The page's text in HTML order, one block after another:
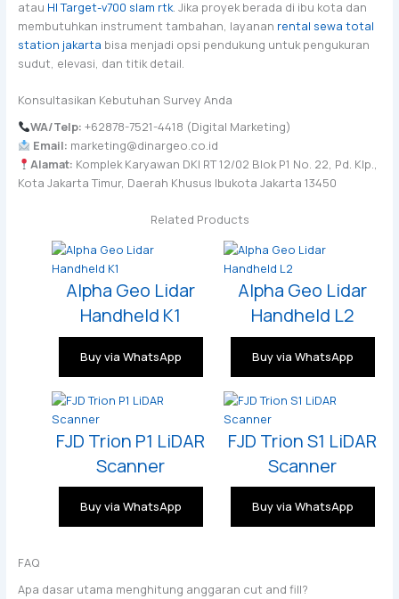
atau HI Target-v700 slam rtk. Jika proyek berada di ibu kota dan
membutuhkan instrument tambahan, layanan rental sewa total
station jakarta bisa menjadi opsi pendukung untuk pengukuran
sudut, elevasi, dan titik detail.
Konsultasikan Kebutuhan Survey Anda
WA/Telp: +62878-7521-4418 (Digital Marketing)
Email: marketing@dinargeo.co.id
Alamat: Komplek Karyawan DKI RT 12/02 Blok P1 No. 22, Pd. Klp.,
Kota Jakarta Timur, Daerah Khusus Ibukota Jakarta 13450
Related Products
Alpha Geo Lidar
Handheld K1
Buy via WhatsApp
Alpha Geo Lidar
Handheld L2
Buy via WhatsApp
FJD Trion P1 LiDAR
Scanner
Buy via WhatsApp
FJD Trion S1 LiDAR
Scanner
Buy via WhatsApp
FAQ
Apa dasar utama menghitung anggaran cut and fill?